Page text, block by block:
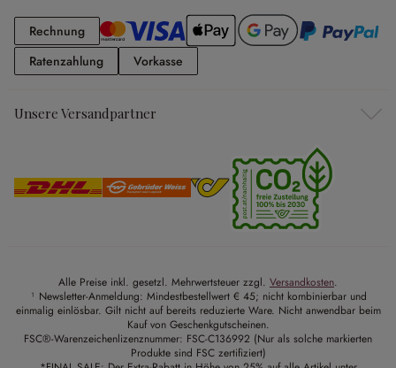
RechnungRechnung
RatenzahlungRatenzahlung
Vorkasse
Unsere Versandpartner
Alle Preise inkl. gesetzl. Mehrwertsteuer zzgl. Versandkosten.
¹ Newsletter-Anmeldung: Mindestbestellwert € 45; nicht kombinierbar und
einmalig einlösbar. Gilt nicht auf bereits reduzierte Ware. Nicht anwendbar beim
Kauf von Geschenkgutscheinen.
FSC®-Warenzeichenlizenznummer: FSC-C136992 (Nur als solche markierten
Produkte sind FSC zertifiziert)